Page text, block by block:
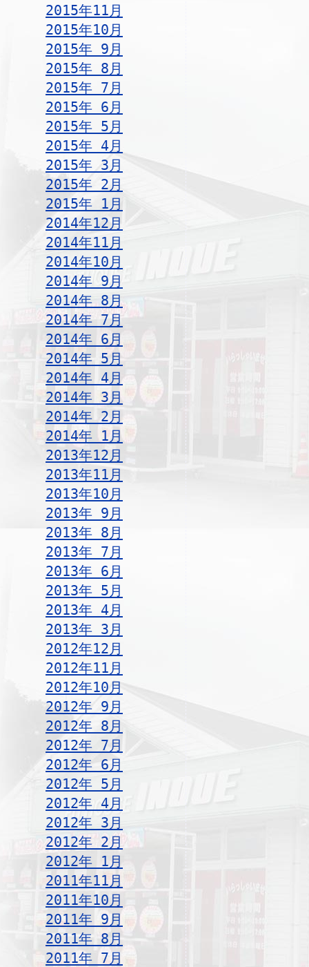
2015年11月
2015年10月
2015年 9月
2015年 8月
2015年 7月
2015年 6月
2015年 5月
2015年 4月
2015年 3月
2015年 2月
2015年 1月
2014年12月
2014年11月
2014年10月
2014年 9月
2014年 8月
2014年 7月
2014年 6月
2014年 5月
2014年 4月
2014年 3月
2014年 2月
2014年 1月
2013年12月
2013年11月
2013年10月
2013年 9月
2013年 8月
2013年 7月
2013年 6月
2013年 5月
2013年 4月
2013年 3月
2012年12月
2012年11月
2012年10月
2012年 9月
2012年 8月
2012年 7月
2012年 6月
2012年 5月
2012年 4月
2012年 3月
2012年 2月
2012年 1月
2011年11月
2011年10月
2011年 9月
2011年 8月
2011年 7月